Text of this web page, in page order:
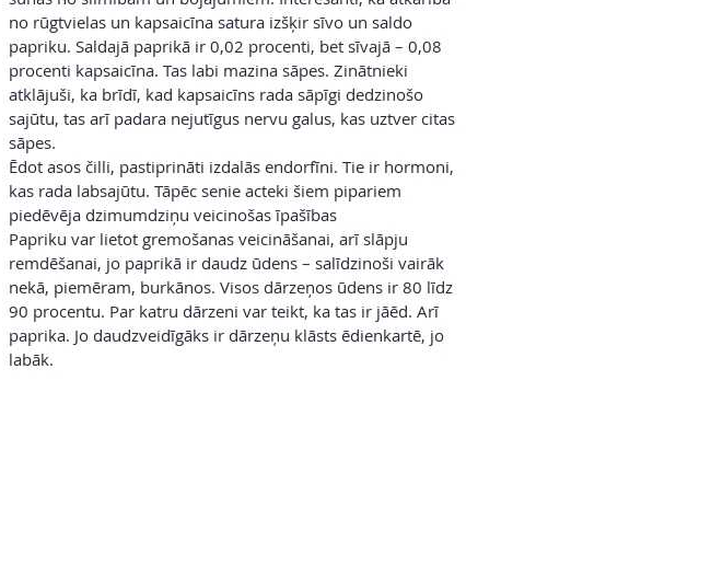
no rūgtvielas un kapsaicīna satura izšķir sīvo un saldo
papriku. Saldajā paprikā ir 0,02 procenti, bet sīvajā – 0,08
procenti kapsaicīna. Tas labi mazina sāpes. Zinātnieki
atklājuši, ka brīdī, kad kapsaicīns rada sāpīgi dedzinošo
sajūtu, tas arī padara nejutīgus nervu galus, kas uztver citas
sāpes.
Ēdot asos čilli, pastiprināti izdalās endorfīni. Tie ir hormoni,
kas rada labsajūtu. Tāpēc senie acteki šiem pipariem
piedēvēja dzimumdziņu veicinošas īpašības
Papriku var lietot gremošanas veicināšanai, arī slāpju
remdēšanai, jo paprikā ir daudz ūdens – salīdzinoši vairāk
nekā, piemēram, burkānos. Visos dārzeņos ūdens ir 80 līdz
90 procentu. Par katru dārzeni var teikt, ka tas ir jāēd. Arī
paprika. Jo daudzveidīgāks ir dārzeņu klāsts ēdienkartē, jo
labāk.